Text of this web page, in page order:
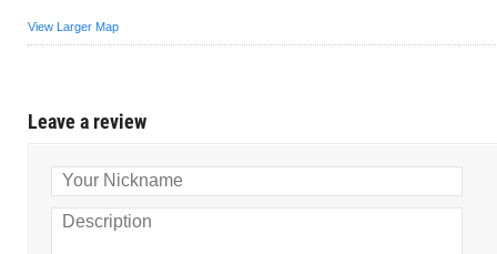
View Larger Map
Leave a review
Your Nickname
Description